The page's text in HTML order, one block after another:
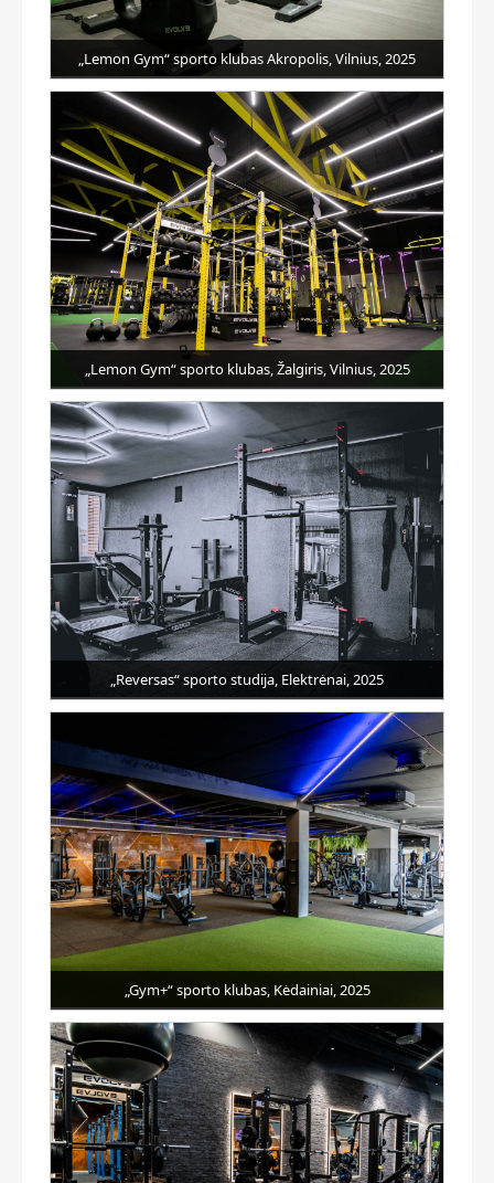
„Lemon Gym“ sporto klubas Akropolis, Vilnius, 2025
„Lemon Gym“ sporto klubas, Žalgiris, Vilnius, 2025
„Reversas“ sporto studija, Elektrėnai, 2025
„Gym+“ sporto klubas, Kėdainiai, 2025